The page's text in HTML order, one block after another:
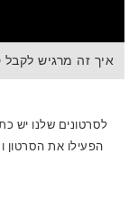
איך זה מרגיש
לסרטונים שלנו יש
הפעילו את הסרטון